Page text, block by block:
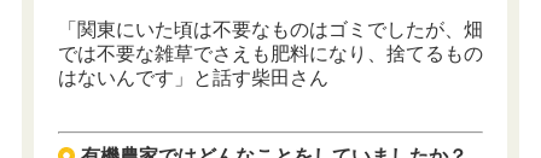
「関東にいた頃は不要なものはゴミでしたが、畑
では不要な雑草でさえも肥料になり、捨てるもの
はないんです」と話す柴田さん